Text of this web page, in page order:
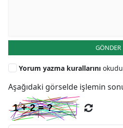
GÖNDER
Yorum yazma kurallarını
Aşağıdaki görselde işlemin